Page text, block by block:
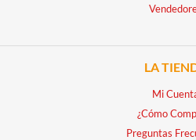
LA
Mi
¿Cómo
Preguntas